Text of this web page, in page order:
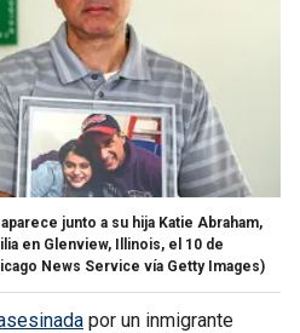
junto a su hija Katie Abraham,
en Glenview, Illinois, el 10 de
News Service vía Getty Images)
por un inmigrante